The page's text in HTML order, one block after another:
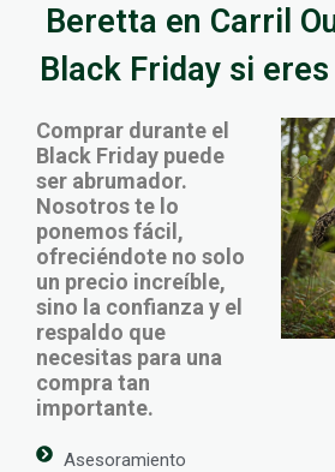
Beretta en Carril
Black Friday si
Comprar durante el
Black Friday puede
ser abrumador.
Nosotros te lo
ponemos fácil,
ofreciéndote no solo
un precio increíble,
sino la confianza y el
respaldo que
necesitas para una
compra tan
importante.
Asesoramiento